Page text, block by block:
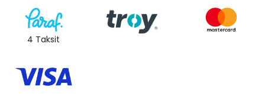
4 Taksit